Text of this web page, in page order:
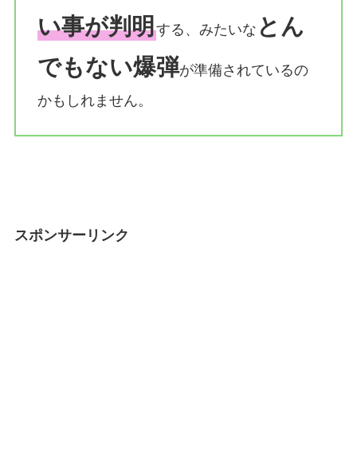
い事が判明する、みたいな とん
でもない爆弾が準備されているの
かもしれません。
スポンサーリンク